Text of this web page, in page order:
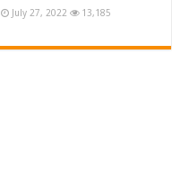
July 27, 2022 13,185